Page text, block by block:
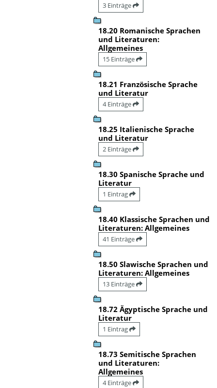
3 Einträge
18.20 Romanische Sprachen
und Literaturen:
Allgemeines
15 Einträge
18.21 Französische Sprache
und Literatur
4 Einträge
18.25 Italienische Sprache
und Literatur
2 Einträge
18.30 Spanische Sprache und
Literatur
1 Eintrag
18.40 Klassische Sprachen und
Literaturen: Allgemeines
41 Einträge
18.50 Slawische Sprachen und
Literaturen: Allgemeines
13 Einträge
18.72 Ägyptische Sprache und
Literatur
1 Eintrag
18.73 Semitische Sprachen
und Literaturen:
Allgemeines
4 Einträge